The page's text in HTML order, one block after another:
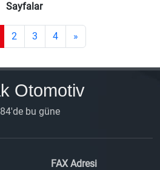
Sayfalar
2 3 4 »
Otomotiv
bu güne
FAX Adresi